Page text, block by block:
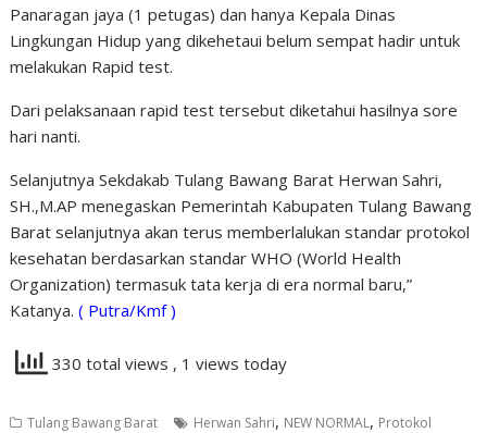
Panaragan jaya (1 petugas) dan hanya Kepala Dinas
Lingkungan Hidup yang dikehetaui belum sempat hadir untuk
melakukan Rapid test.
Dari pelaksanaan rapid test tersebut diketahui hasilnya sore
hari nanti.
Selanjutnya Sekdakab Tulang Bawang Barat Herwan Sahri,
SH.,M.AP menegaskan Pemerintah Kabupaten Tulang Bawang
Barat selanjutnya akan terus memberlalukan standar protokol
kesehatan berdasarkan standar WHO (World Health
Organization) termasuk tata kerja di era normal baru,”
Katanya.( Putra/Kmf )
330 total views , 1 views today
Tulang Bawang Barat Herwan Sahri, NEW NORMAL, Protokol